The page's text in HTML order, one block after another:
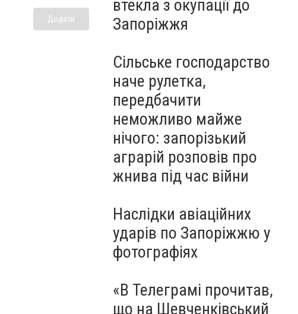
Додати
втекла з окупації до
Запоріжжя
Сільське господарство
наче рулетка,
передбачити
неможливо майже
нічого: запорізький
аграрій розповів про
жнива під час війни
Наслідки авіаційних
ударів по Запоріжжю у
фотографіях
«В Телеграмі прочитав,
що на Шевченківський